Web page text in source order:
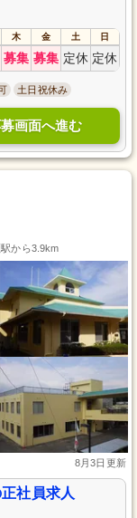
木 金 土 日
募集 募集 定休 定休
土日祝休み
画面へ進む
から3.9km
8月3日更新
社員求人